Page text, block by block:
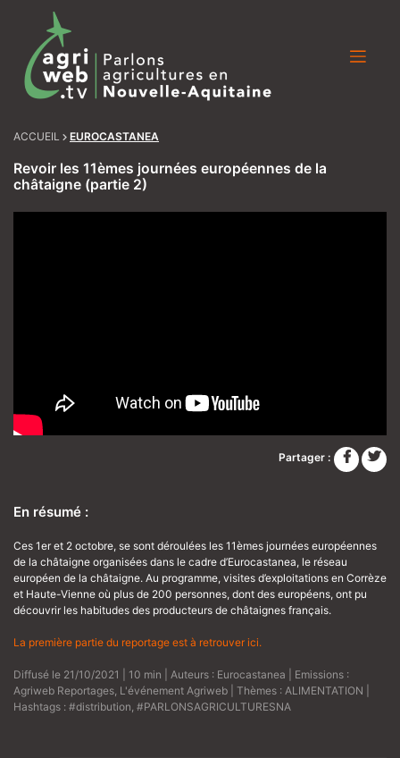
ACCUEIL EUROCASTANEA
Revoir les 11èmes journées européennes de la
châtaigne (partie 2)
Partager :
En résumé :
Ces 1er et 2 octobre, se sont déroulées les 11èmes journées européennes
de la châtaigne organisées dans le cadre d’Eurocastanea, le réseau
européen de la châtaigne. Au programme, visites d’exploitations en Corrèze
et Haute-Vienne où plus de 200 personnes, dont des européens, ont pu
découvrir les habitudes des producteurs de châtaignes français.
La première partie du reportage est à retrouver ici.
Diffusé le 21/10/2021 | 10 min | Auteurs : Eurocastanea | Emissions :
Agriweb Reportages L'événement Agriweb | Thèmes : ALIMENTATION
Hashtags : #distribution #PARLONSAGRICULTURESNA